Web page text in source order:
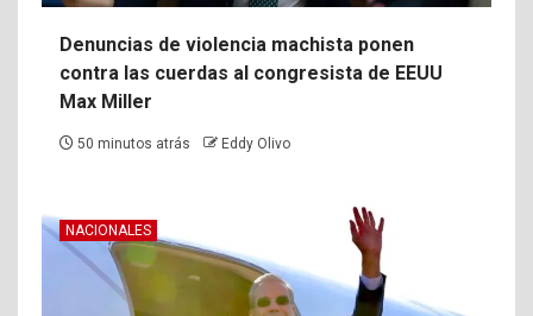
Denuncias de violencia machista ponen
contra las cuerdas al congresista de EEUU
Max Miller
50 minutos atrás Eddy Olivo
NACIONALES